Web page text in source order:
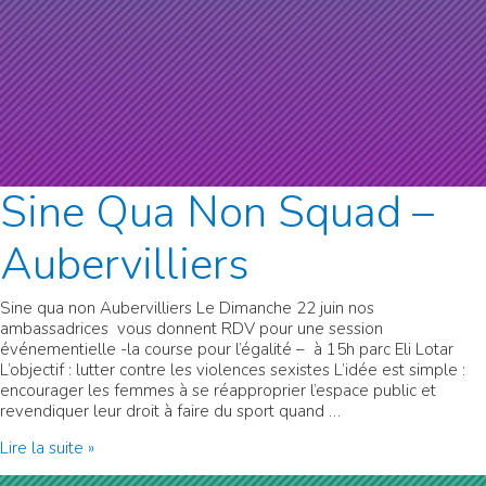
Sine Qua Non Squad –
Aubervilliers
Sine qua non Aubervilliers Le Dimanche 22 juin nos
ambassadrices vous donnent RDV pour une session
événementielle -la course pour l’égalité – à 15h parc Eli Lotar
L’objectif : lutter contre les violences sexistes L’idée est simple :
encourager les femmes à se réapproprier l’espace public et
revendiquer leur droit à faire du sport quand …
Sine
Lire la suite »